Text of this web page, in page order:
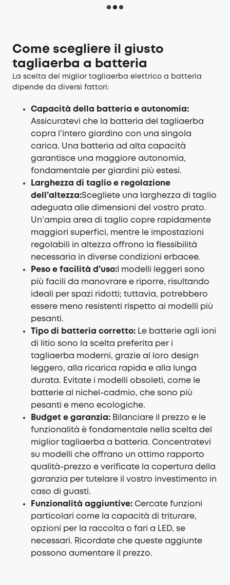
Come scegliere il giusto
tagliaerba a batteria
La scelta del miglior tagliaerba elettrico a batteria
dipende da diversi fattori:
Capacità della batteria e autonomia:
Assicuratevi che la batteria del tagliaerba
copra l’intero giardino con una singola
carica. Una batteria ad alta capacità
garantisce una maggiore autonomia,
fondamentale per giardini più estesi.
Larghezza di taglio e regolazione
dell’altezza:Scegliete una larghezza di taglio
adeguata alle dimensioni del vostro prato.
Un’ampia area di taglio copre rapidamente
maggiori superfici, mentre le impostazioni
regolabili in altezza offrono la flessibilità
necessaria in diverse condizioni erbacee.
Peso e facilità d’uso: I modelli leggeri sono
più facili da manovrare e riporre, risultando
ideali per spazi ridotti; tuttavia, potrebbero
essere meno resistenti rispetto ai modelli più
pesanti.
Tipo di batteria corretto: Le batterie agli ioni
di litio sono la scelta preferita per i
tagliaerba moderni, grazie al loro design
leggero, alla ricarica rapida e alla lunga
durata. Evitate i modelli obsoleti, come le
batterie al nichel-cadmio, che sono più
pesanti e meno ecologiche.
Budget e garanzia: Bilanciare il prezzo e le
funzionalità è fondamentale nella scelta del
miglior tagliaerba a batteria. Concentratevi
su modelli che offrano un ottimo rapporto
qualità-prezzo e verificate la copertura della
garanzia per tutelare il vostro investimento in
caso di guasti.
Funzionalità aggiuntive: Cercate funzioni
particolari come la capacità di triturare,
opzioni per la raccolta o fari a LED, se
necessari. Ricordate che queste aggiunte
possono aumentare il prezzo.